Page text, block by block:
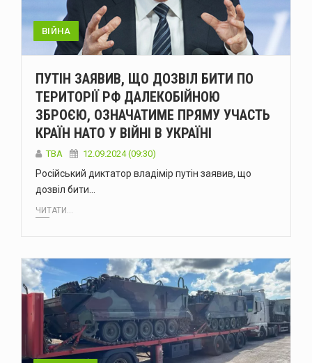
ВІЙНА
ПУТІН ЗАЯВИВ, ЩО ДОЗВІЛ БИТИ ПО
ТЕРИТОРІЇ РФ ДАЛЕКОБІЙНОЮ
ЗБРОЄЮ, ОЗНАЧАТИМЕ ПРЯМУ УЧАСТЬ
КРАЇН НАТО У ВІЙНІ В УКРАЇНІ
ТВА 12.09.2024 (09:30)
Російський диктатор владімір путін заявив, що
дозвіл бити…
ЧИТАТИ...